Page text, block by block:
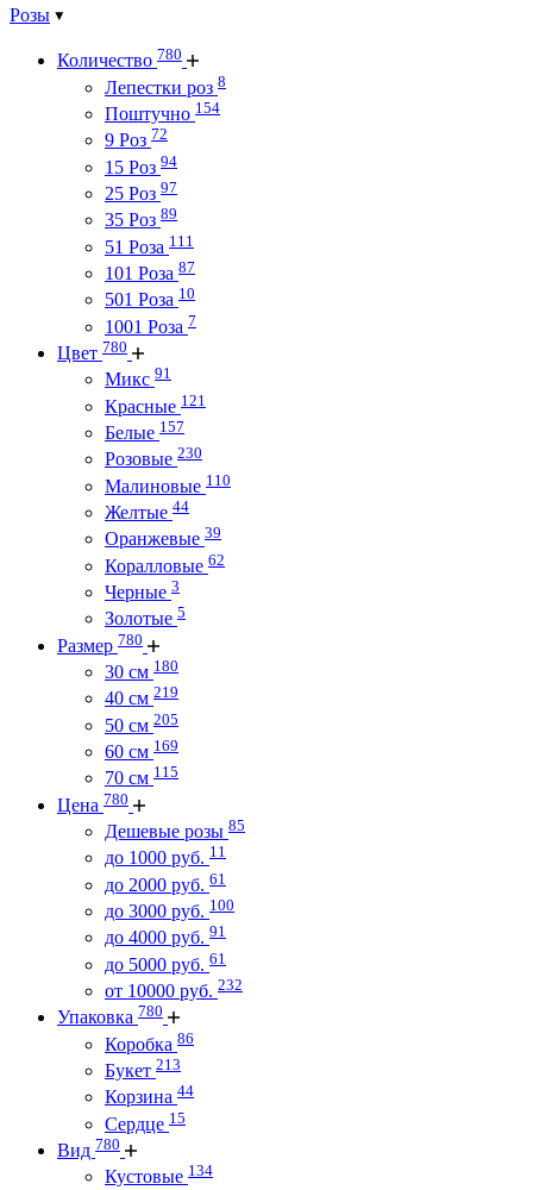
Розы
Количество 780
Лепестки роз 8
Поштучно 154
9 Роз 72
15 Роз 94
25 Роз 97
35 Роз 89
51 Роза 111
101 Роза 87
501 Роза 10
1001 Роза 7
Цвет 780
Микс 91
Красные 121
Белые 157
Розовые 230
Малиновые 110
Желтые 44
Оранжевые 39
Коралловые 62
Черные 3
Золотые 5
Размер 780
30 см 180
40 см 219
50 см 205
60 см 169
70 см 115
Цена 780
Дешевые розы 85
до 1000 руб. 11
до 2000 руб. 61
до 3000 руб. 100
до 4000 руб. 91
до 5000 руб. 61
от 10000 руб. 232
Упаковка 780
Коробка 86
Букет 213
Корзина 44
Сердце 15
Вид 780
Кустовые 134